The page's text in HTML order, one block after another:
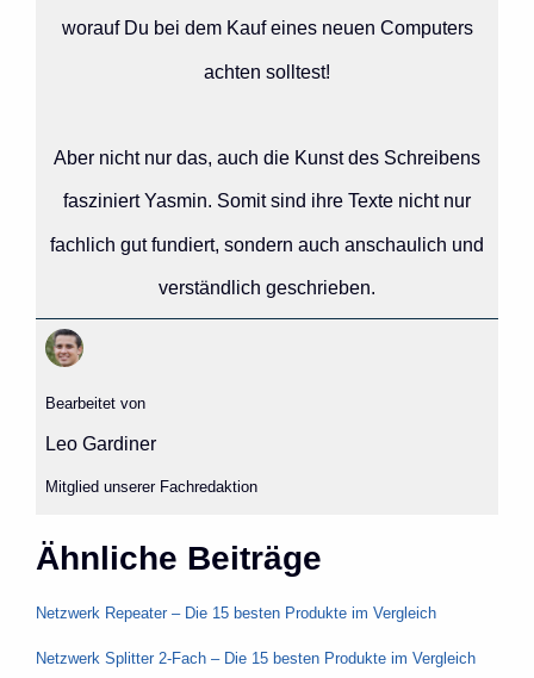
worauf Du bei dem Kauf eines neuen Computers
achten solltest!
Aber nicht nur das, auch die Kunst des Schreibens
fasziniert Yasmin. Somit sind ihre Texte nicht nur
fachlich gut fundiert, sondern auch anschaulich und
verständlich geschrieben.
Bearbeitet von
Leo Gardiner
Mitglied unserer Fachredaktion
Ähnliche Beiträge
Netzwerk Repeater – Die 15 besten Produkte im Vergleich
Netzwerk Splitter 2-Fach – Die 15 besten Produkte im Vergleich